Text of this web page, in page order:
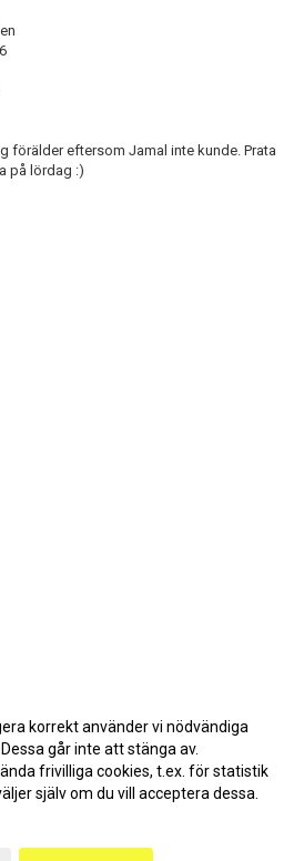
förälder eftersom Jamal inte kunde. Prata
på lördag :)
korrekt använder vi nödvändiga
går inte att stänga av.
frivilliga cookies, t.ex. för statistik
själv om du vill acceptera dessa.